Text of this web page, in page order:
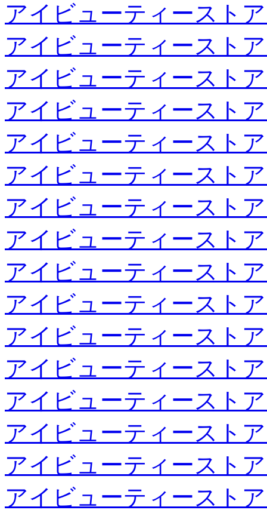
アイビューティースト
アイビューティースト
アイビューティースト
アイビューティースト
アイビューティースト
アイビューティースト
アイビューティースト
アイビューティースト
アイビューティースト
アイビューティースト
アイビューティースト
アイビューティースト
アイビューティースト
アイビューティースト
アイビューティースト
アイビューティースト